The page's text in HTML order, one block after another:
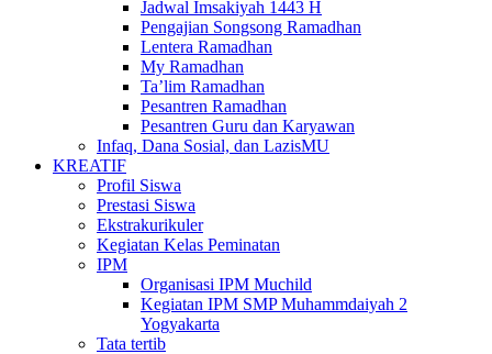
Jadwal Imsakiyah 1443 H
Pengajian Songsong Ramadhan
Lentera Ramadhan
My Ramadhan
Ta’lim Ramadhan
Pesantren Ramadhan
Pesantren Guru dan Karyawan
Infaq, Dana Sosial, dan LazisMU
KREATIF
Profil Siswa
Prestasi Siswa
Ekstrakurikuler
Kegiatan Kelas Peminatan
IPM
Organisasi IPM Muchild
Kegiatan IPM SMP Muhammdaiyah 2
Yogyakarta
Tata tertib